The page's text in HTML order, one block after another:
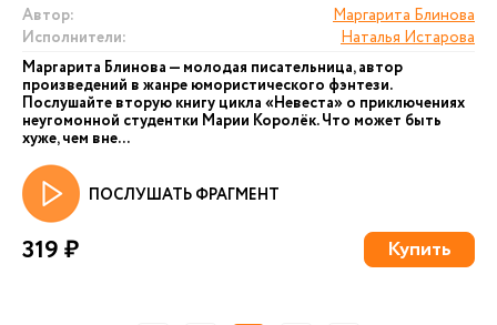
Автор:
Маргарита Блинова
Исполнители:
Наталья Истарова
Маргарита Блинова — молодая писательница, автор
произведений в жанре юмористического фэнтези.
Послушайте вторую книгу цикла «Невеста» о приключениях
неугомонной студентки Марии Королёк. Что может быть
хуже, чем вне...
ПОСЛУШАТЬ ФРАГМЕНТ
319 ₽ Купить